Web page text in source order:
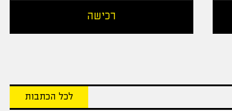
רכישה
לכל הכתבות